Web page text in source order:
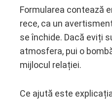
Formularea contează
rece, ca un
se închide. Dacă eviți
atmosfera, pui o
mijlocul relației.
Ce ajută este